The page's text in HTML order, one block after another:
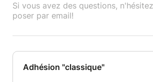
Si vous avez des questions,
poser par email!
Adhésion "classique"